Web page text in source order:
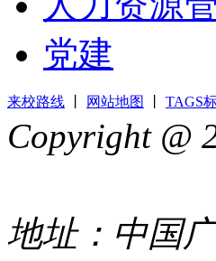
党建
来校路线 网站地图 TAGS
Copyright @
地址：中国